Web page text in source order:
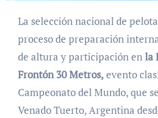
La selección nacional de pelota vasca continúa su
proceso de preparación
de altura y participación enla
Frontón 30 Metros,evento
Campeonato del Mundo, que
Venado Tuerto, Argentina